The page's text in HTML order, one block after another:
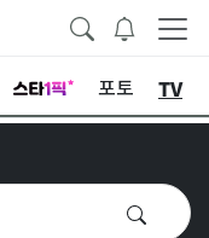
포토 TV